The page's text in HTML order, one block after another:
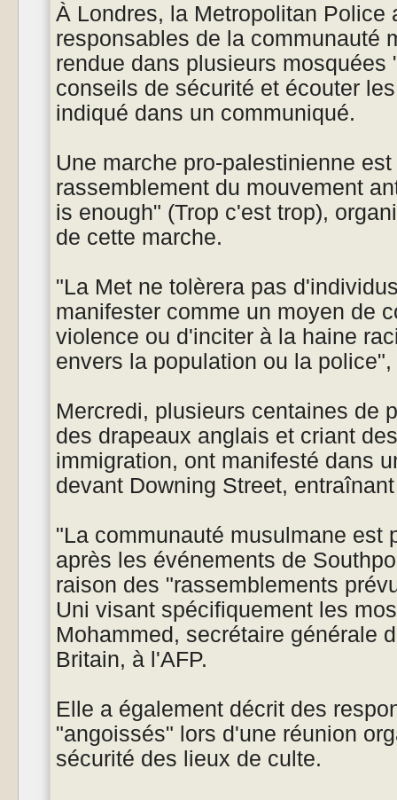
À Londres, la Metropolitan Police
responsables de la communauté
rendue dans plusieurs mosquées
conseils de sécurité et écouter
indiqué dans un communiqué.
Une marche pro-palestinienne
rassemblement du mouvement
is enough" (Trop c'est trop),
de cette marche.
"La Met ne tolèrera pas
manifester comme un moyen de
violence ou d'inciter à la haine
envers la population ou la
Mercredi, plusieurs centaines de
des drapeaux anglais et criant
immigration, ont manifesté dans
devant Downing Street,
"La communauté musulmane est
après les événements de
raison des "rassemblements
Uni visant spécifiquement les
Mohammed, secrétaire générale
Britain, à l'AFP.
Elle a également décrit des
"angoissés" lors d'une réunion
sécurité des lieux de culte.